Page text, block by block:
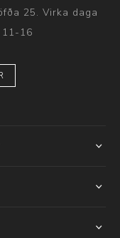
25. Virka daga
16